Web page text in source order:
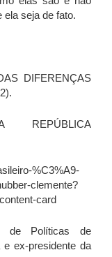
ela seja de fato.
DIFERENÇAS
REPÚBLICA
%C3%A9-
clemente?
card
de Políticas de
e ex-presidente da